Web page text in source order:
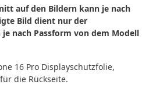
auf den Bildern kann je nach
Bild dient nur der
nach Passform von dem Modell
16 Pro Displayschutzfolie,
die Rückseite.